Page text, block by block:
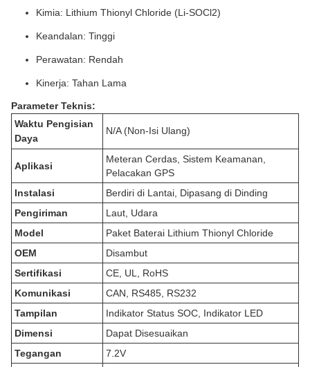
Kimia: Lithium Thionyl Chloride (Li-SOCl2)
Keandalan: Tinggi
Perawatan: Rendah
Kinerja: Tahan Lama
Parameter Teknis:
Waktu Pengisian
Daya
N/A (Non-Isi Ulang)
Aplikasi
Meteran Cerdas, Sistem Keamanan,
Pelacakan GPS
Instalasi
Berdiri di Lantai, Dipasang di Dinding
Pengiriman
Laut, Udara
Model
Paket Baterai Lithium Thionyl Chloride
OEM
Disambut
Sertifikasi
CE, UL, RoHS
Komunikasi
CAN, RS485, RS232
Tampilan
Indikator Status SOC, Indikator LED
Dimensi
Dapat Disesuaikan
Tegangan
7.2V